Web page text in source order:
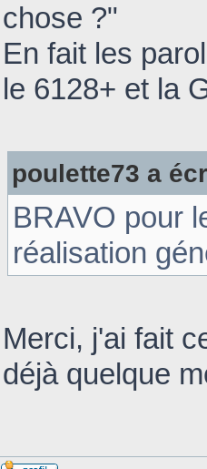
chose ?"
En fait les
le 6128+ et la
poulette73 a
BRAVO pour
réalisation
Merci, j'ai fait
déjà quelque